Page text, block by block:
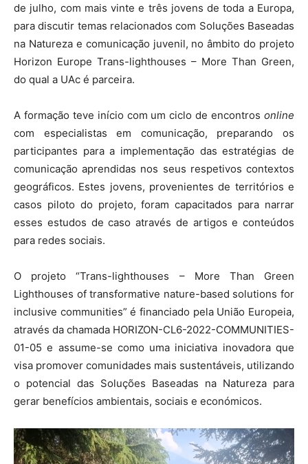
de julho, com mais vinte e três jovens de toda a Europa,
para discutir temas relacionados com Soluções Baseadas
na Natureza e comunicação juvenil, no âmbito do projeto
Horizon Europe Trans-lighthouses – More Than Green,
do qual a UAc é parceira.
A formação teve início com um ciclo de encontros online
com especialistas em comunicação, preparando os
participantes para a implementação das estratégias de
comunicação aprendidas nos seus respetivos contextos
geográficos. Estes jovens, provenientes de territórios e
casos piloto do projeto, foram capacitados para narrar
esses estudos de caso através de artigos e conteúdos
para redes sociais.
O projeto “Trans-lighthouses – More Than Green
Lighthouses of transformative nature-based solutions for
inclusive communities” é financiado pela União Europeia,
através da chamada HORIZON-CL6-2022-COMMUNITIES-
01-05 e assume-se como uma iniciativa inovadora que
visa promover comunidades mais sustentáveis, utilizando
o potencial das Soluções Baseadas na Natureza para
gerar benefícios ambientais, sociais e económicos.